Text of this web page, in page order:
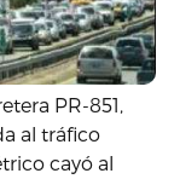
PR-851,
al tráfico
cayó al